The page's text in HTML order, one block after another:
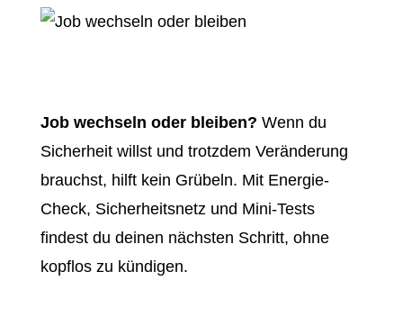
Job wechseln oder bleiben? Wenn du
Sicherheit willst und trotzdem Veränderung
brauchst, hilft kein Grübeln. Mit Energie-
Check, Sicherheitsnetz und Mini-Tests
findest du deinen nächsten Schritt, ohne
kopflos zu kündigen.